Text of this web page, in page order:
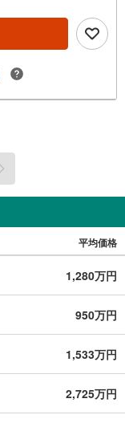
平均価格
1,280万円
950万円
1,533万円
2,725万円